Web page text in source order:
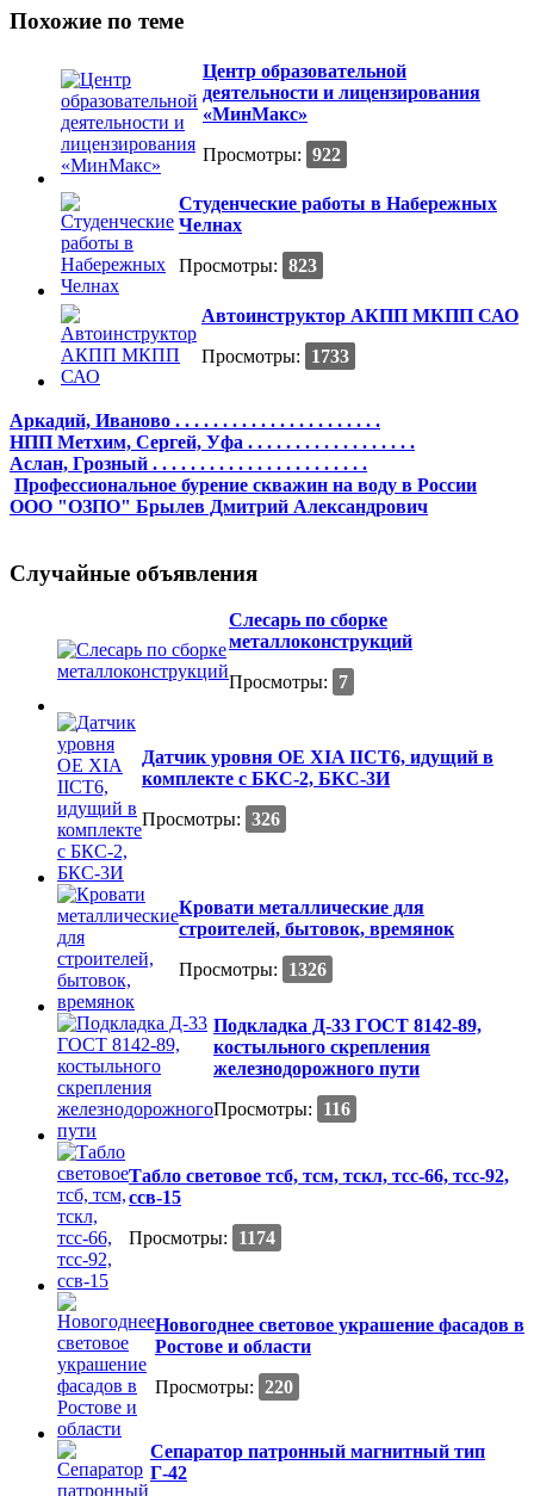
Похожие по теме
Центр образовательной
деятельности и лицензирования
«МинМакс»
Просмотры: 922
Студенческие работы в Набережных
Челнах
Просмотры: 823
Автоинструктор АКПП МКПП САО
Просмотры:
1733
Аркадий, Иваново . . . . . . . . . . . . . . . . . . . . . .
НПП Метхим, Сергей, Уфа . . . . . . . . . . . . . . . . . .
Аслан, Грозный . . . . . . . . . . . . . . . . . . . . . . .
Профессиональное бурение скважин на воду в России
ООО "ОЗПО" Брылев Дмитрий Александрович
Случайные объявления
Слесарь по сборке
металлоконструкций
Просмотры:
7
Датчик уровня ОЕ XIA IICT6, идущий в
комплекте с БКС-2, БКС-3И
Просмотры: 326
Кровати металлические для
строителей, бытовок, времянок
Просмотры:
1326
Подкладка Д-33 ГОСТ 8142-89,
костыльного скрепления
железнодорожного пути
Просмотры:
116
Табло световое тсб, тсм, тскл, тсс-66, тсс-92,
ссв-15
Просмотры:
1174
Новогоднее световое украшение фасадов в
Ростове и области
Просмотры: 220
Сепаратор патронный магнитный тип
Г-42